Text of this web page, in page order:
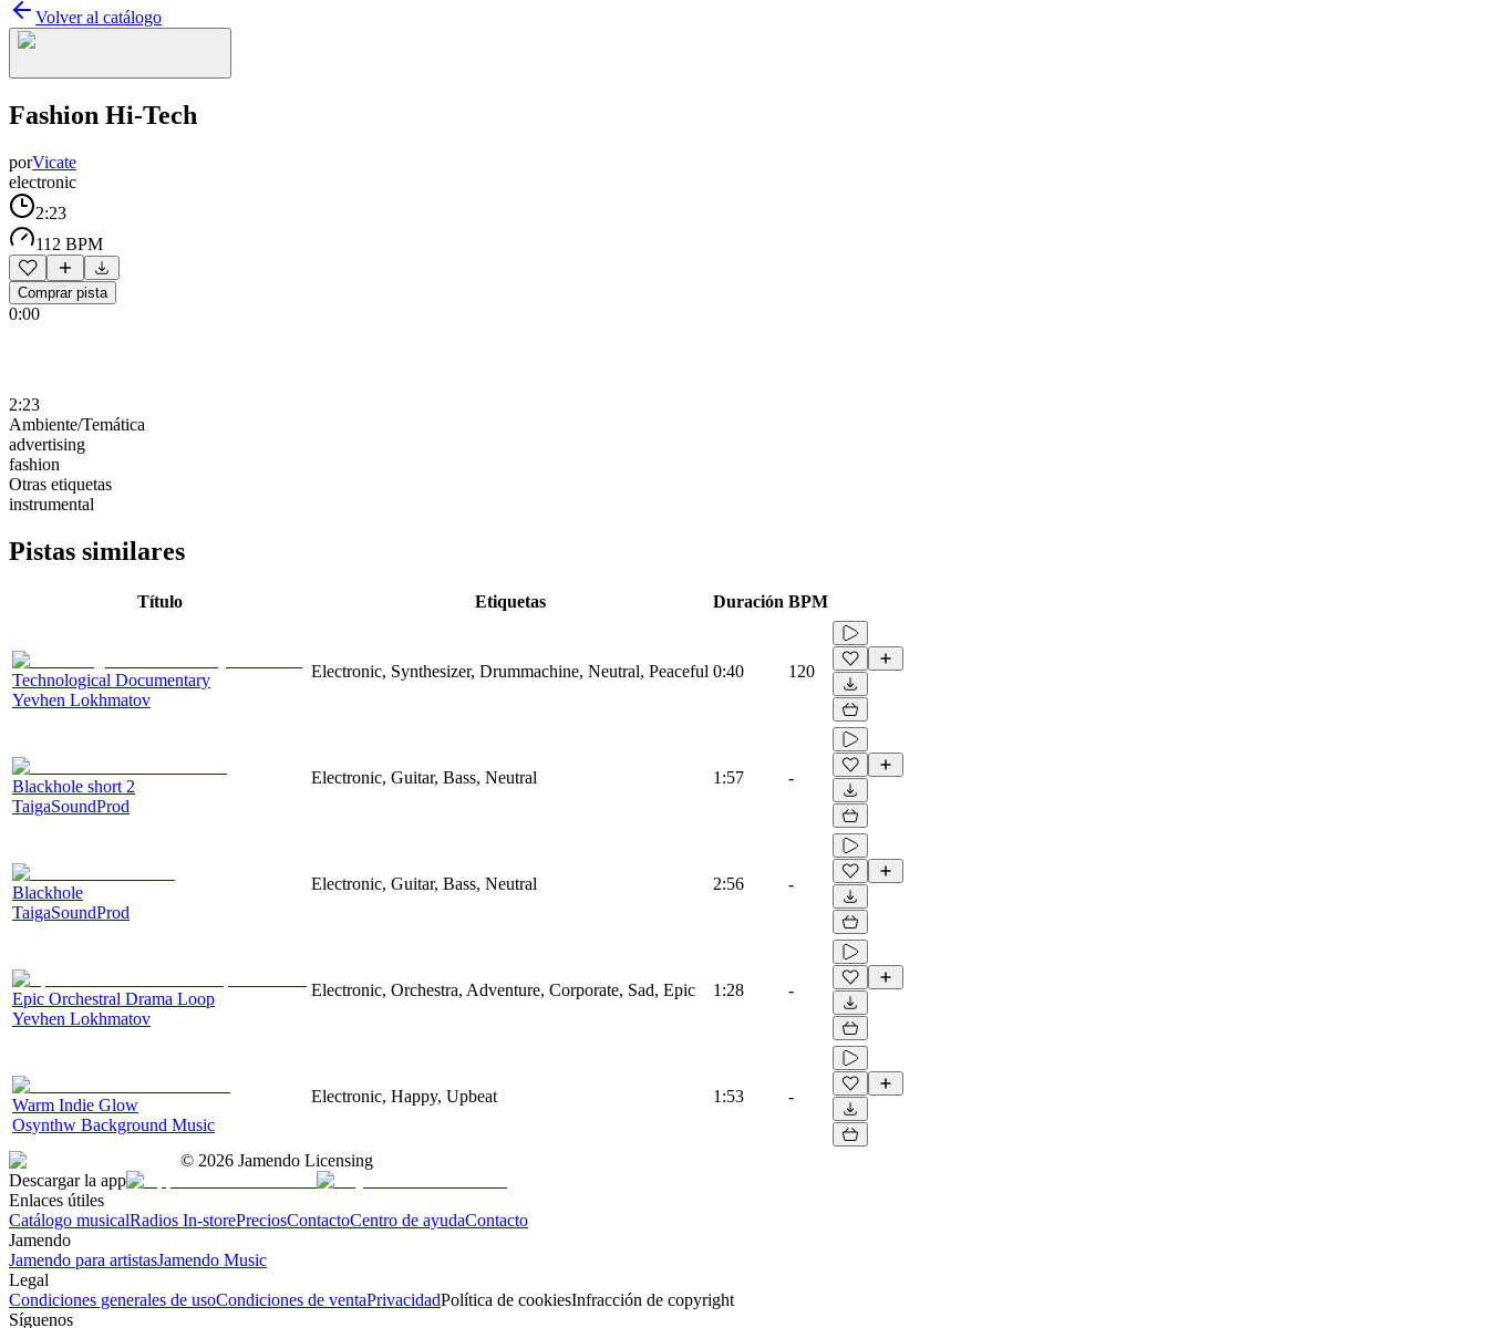
Volver al catálogo
Fashion Hi-Tech
porVicate
electronic
2:23
112 BPM
Comprar pista
0:00
2:23
Ambiente/Temática
advertising
fashion
Otras etiquetas
instrumental
Pistas similares
Título Etiquetas Duración BPM
Technological Documentary
Yevhen Lokhmatov
Electronic, Synthesizer, Drummachine, Neutral, Peaceful 0:40 120
Blackhole short 2
TaigaSoundProd
Electronic, Guitar, Bass, Neutral 1:57 -
Blackhole
TaigaSoundProd
Electronic, Guitar, Bass, Neutral 2:56 -
Epic Orchestral Drama Loop
Yevhen Lokhmatov
Electronic, Orchestra, Adventure, Corporate, Sad, Epic 1:28 -
Warm Indie Glow
Osynthw Background Music
Electronic, Happy, Upbeat 1:53 -
© 2026 Jamendo Licensing
Descargar la app
Enlaces útiles
Catálogo musicalRadios In-storePreciosContactoCentro de ayudaContacto
Jamendo
Jamendo para artistasJamendo Music
Legal
Condiciones generales de usoCondiciones de ventaPrivacidadPolítica de cookiesInfracción de copyright
Síguenos